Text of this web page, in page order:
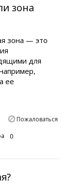
зона
зона — это
для
ее
Пожаловаться
0